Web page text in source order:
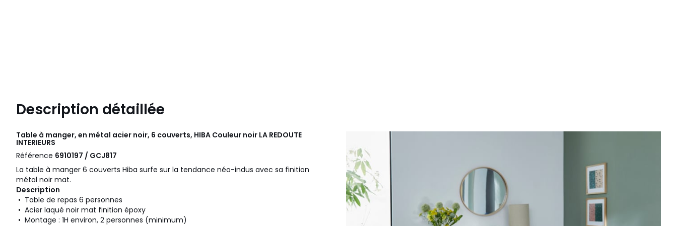
Description détaillée
Table à manger, en métal acier noir, 6 couverts, HIBA Couleur noir LA REDOUTE
INTERIEURS
Référence 6910197 / GCJ817
La table à manger 6 couverts Hiba surfe sur la tendance néo-indus avec sa finition
métal noir mat.
Description
• Table de repas 6 personnes
• Acier laqué noir mat finition époxy
• Montage : 1H environ, 2 personnes (minimum)